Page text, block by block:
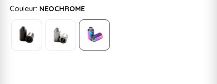
Couleur: NEOCHROME